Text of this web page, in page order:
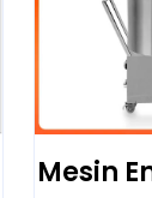
Mesin